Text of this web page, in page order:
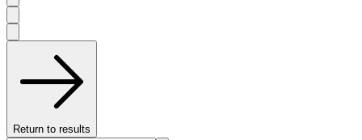
Return to results